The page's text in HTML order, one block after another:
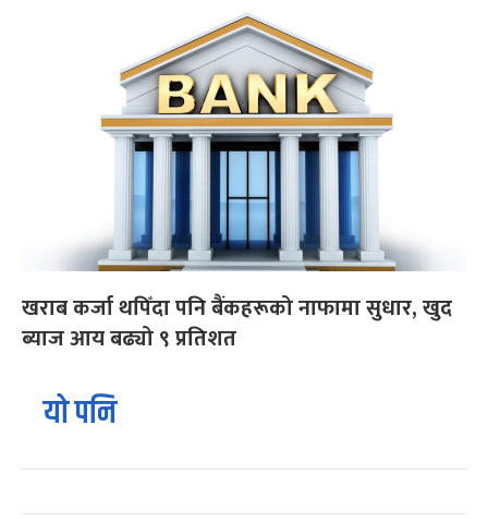
खराब कर्जा थपिँदा पनि बैंकहरूको नाफामा सुधार, खुद
ब्याज आय बढ्यो ९ प्रतिशत
यो पनि